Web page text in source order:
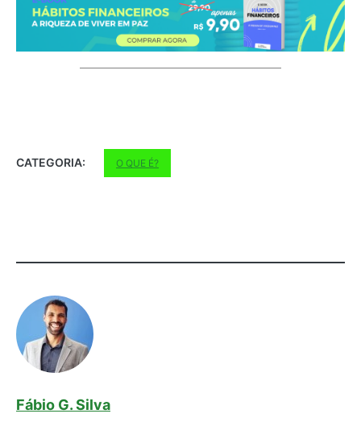
CATEGORIA: O QUE É?
Fábio G. Silva